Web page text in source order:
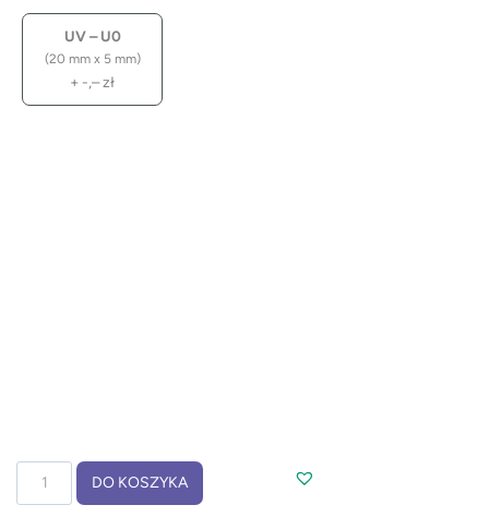
UV – U0
(20 mm x 5 mm)
+ -,–zł
DO KOSZYKA